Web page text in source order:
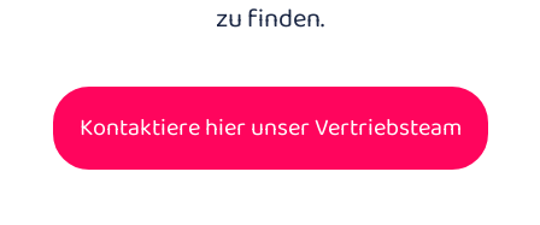
zu finden.
Kontaktiere hier unser Vertriebsteam